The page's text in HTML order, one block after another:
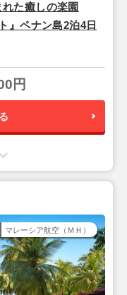
た癒しの楽園
』ペナン島2泊4日
円
マレーシア航空（ＭＨ）